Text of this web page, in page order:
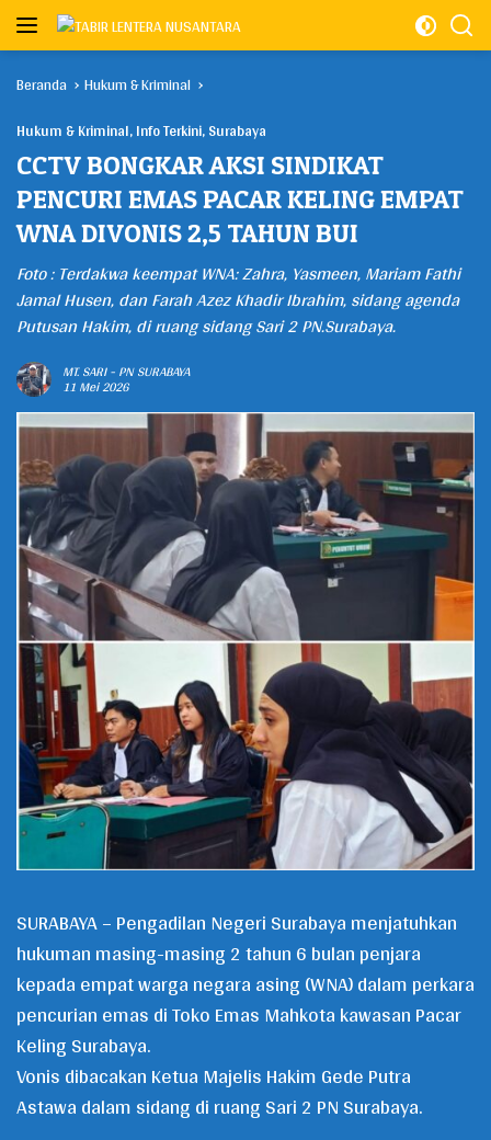
Langsung
konten
Beranda
Hukum & Kriminal
Hukum & Kriminal,Info Terkini,Surabaya
CCTV BONGKAR AKSI SINDIKAT
PENCURI EMAS PACAR KELING EMPAT
WNA DIVONIS 2,5 TAHUN BUI
Foto : Terdakwa keempat WNA: Zahra, Yasmeen, Mariam Fathi
Jamal Husen, dan Farah Azez Khadir Ibrahim, sidang agenda
Putusan Hakim, di ruang sidang Sari 2 PN.Surabaya.
MT. SARI-PN SURABAYA
11 Mei 2026
SURABAYA – Pengadilan Negeri Surabaya menjatuhkan
hukuman masing-masing 2 tahun 6 bulan penjara
kepada empat warga negara asing (WNA) dalam perkara
pencurian emas di Toko Emas Mahkota kawasan Pacar
Keling Surabaya.
Vonis dibacakan Ketua Majelis Hakim Gede Putra
Astawa dalam sidang di ruang Sari 2 PN Surabaya.